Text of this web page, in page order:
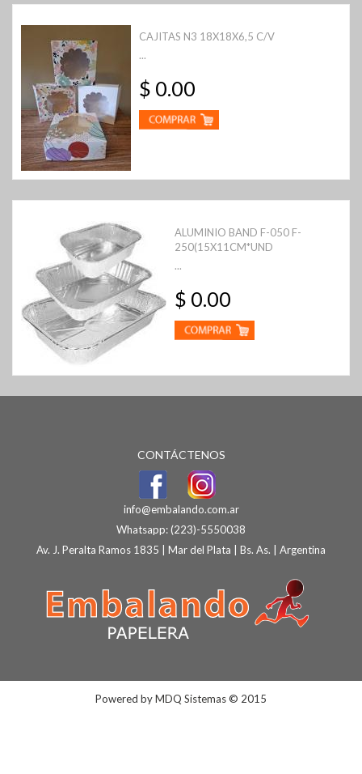
CAJITAS N3 18X18X6,5 C/V
...
$ 0.00
ALUMINIO BAND F-050 F-
250(15X11CM*UND
...
$ 0.00
CONTÁCTENOS
info@embalando.com.ar
Whatsapp:(223)-5550038
Av. J. Peralta Ramos 1835 | Mar del Plata | Bs. As. | Argentina
Powered byMDQ Sistemas© 2015